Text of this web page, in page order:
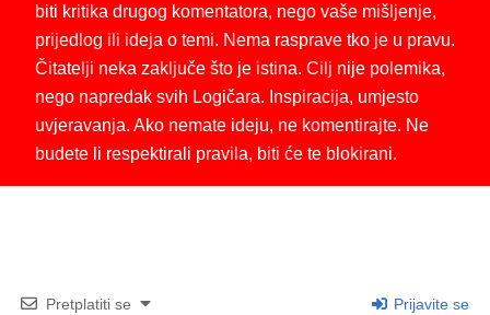
biti kritika drugog komentatora, nego vaše mišljenje,
prijedlog ili ideja o temi. Nema rasprave tko je u pravu.
Čitatelji neka zaključe što je istina. Cilj nije polemika,
nego napredak svih Logičara. Inspiracija, umjesto
uvjeravanja. Ako nemate ideju, ne komentirajte. Ne
budete li respektirali pravila, biti će te blokirani.
Pretplatiti se Prijavite se